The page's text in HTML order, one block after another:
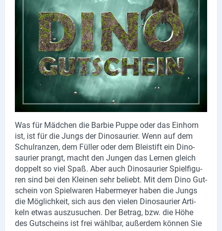
Was für Mäd­chen die Bar­bie Puppe oder das Ein­horn
ist, ist für die Jungs der Di­no­sau­ri­er. Wenn auf dem
Schul­ran­zen, dem Fül­ler oder dem Blei­stift ein Di­no­
sau­ri­er prangt, macht den Jun­gen das Ler­nen gleich
dop­pelt so viel Spaß. Aber auch Di­no­sau­ri­er Spiel­fi­gu­
ren sind bei den Klei­nen sehr be­liebt. Mit dem Dino Gut­
schein von Spiel­wa­ren Ha­ber­mey­er haben die Jungs
die Mög­lich­keit, sich aus den vie­len Di­no­sau­ri­er Ar­ti­
keln etwas aus­zu­su­chen. Der Be­trag, bzw. die Höhe
des Gut­scheins ist frei wähl­bar, au­ßer­dem kön­nen Sie
Lieferdienste
Premium
Neuburg App
Angebote
Aktuelles
Magazine
Veranstaltungen
Service
Branchen
Marken